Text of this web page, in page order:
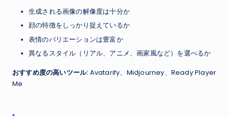
生成される画像の解像度は十分か
顔の特徴をしっかり捉えているか
表情のバリエーションは豊富か
異なるスタイル（リアル、アニメ、画家風など）を選べるか
おすすめ度の高いツール: Avatarify、Midjourney、Ready Player
Me